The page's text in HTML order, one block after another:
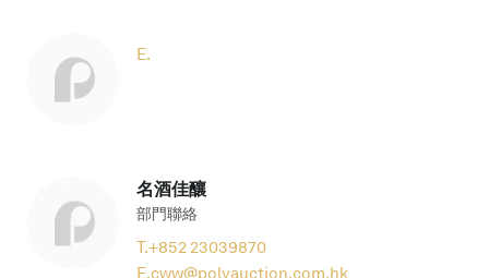
E.
名酒佳釀
部門聯絡
T.+852 23039870
E.cww@polyauction.com.hk